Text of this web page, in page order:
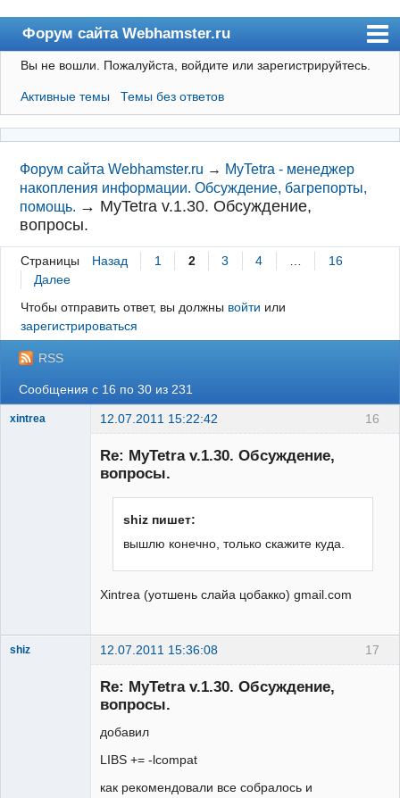
Форум сайта Webhamster.ru
Форум
Пользователи
Поиск
Регистрация
Вход
Webhamster.ru
Вы не вошли. Пожалуйста, войдите или зарегистрируйтесь.
Активные темы Темы без ответов
Форум сайта Webhamster.ru → MyTetra - менеджер
накопления информации. Обсуждение, багрепорты,
помощь. → MyTetra v.1.30. Обсуждение,
вопросы.
Страницы Назад 1 2 3 4 …
16
Далее
Чтобы отправить ответ, вы должны войти или
зарегистрироваться
RSS
Сообщения с 16 по 30 из 231
16
xintrea 12.07.2011 15:22:42
Re: MyTetra v.1.30. Обсуждение,
вопросы.
shiz пишет:
вышлю конечно, только скажите куда.
Xintrea (уотшень слайа цобакко) gmail.com
17
shiz 12.07.2011 15:36:08
Re: MyTetra v.1.30. Обсуждение,
вопросы.
добавил
LIBS += -lcompat
как рекомендовали все собралось и